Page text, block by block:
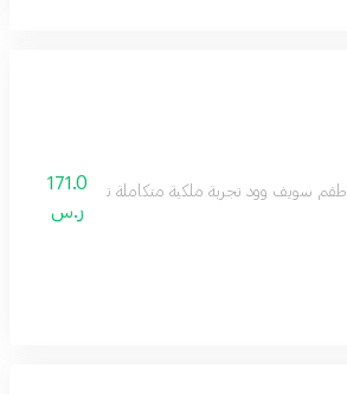
طقم سويف وود تجربة ملكية متكاملة تبدأ بعطر فاخر
171.0
ر.س